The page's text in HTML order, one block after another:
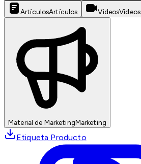
ArtículosArtículos VideosVideos
Material de MarketingMarketing
Etiqueta Producto